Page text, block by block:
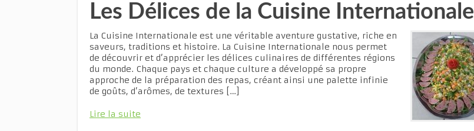
Les Délices de la Cuisine Internationale
La Cuisine Internationale est une véritable aventure gustative, riche en
saveurs, traditions et histoire. La Cuisine Internationale nous permet
de découvrir et d’apprécier les délices culinaires de différentes régions
du monde. Chaque pays et chaque culture a développé sa propre
approche de la préparation des repas, créant ainsi une palette infinie
de goûts, d’arômes, de textures […]
Lire la suite